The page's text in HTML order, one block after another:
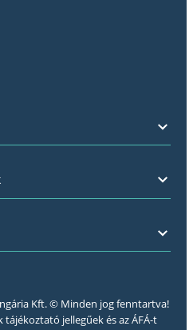
Kft. © Minden jog fenntartva!
jellegűek és az ÁFÁ-t